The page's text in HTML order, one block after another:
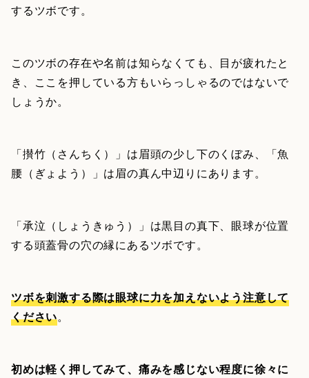
するツボです。
このツボの存在や名前は知らなくても、目が疲れたと
き、ここを押している方もいらっしゃるのではないで
しょうか。
「攅竹（さんちく）」は眉頭の少し下のくぼみ、「魚
腰（ぎょよう）」は眉の真ん中辺りにあります。
「承泣（しょうきゅう）」は黒目の真下、眼球が位置
する頭蓋骨の穴の縁にあるツボです。
ツボを刺激する際は眼球に力を加えないよう注意して
ください。
初めは軽く押してみて、痛みを感じない程度に徐々に